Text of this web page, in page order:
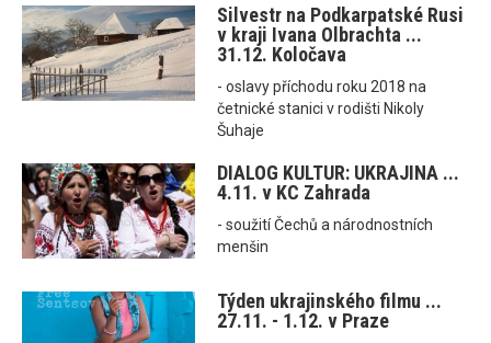
Silvestr na Podkarpatské Rusi
v kraji Ivana Olbrachta ...
31.12. Koločava
- oslavy příchodu roku 2018 na
četnické stanici v rodišti Nikoly
Šuhaje
DIALOG KULTUR: UKRAJINA ...
4.11. v KC Zahrada
- soužití Čechů a národnostních
menšin
Týden ukrajinského filmu ...
27.11. - 1.12. v Praze